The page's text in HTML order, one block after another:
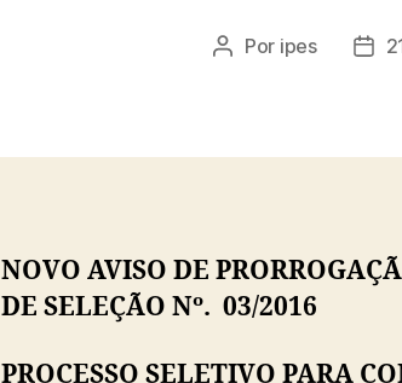
Autor
Por ipes
NOVO AVISO DE
DE SELEÇÃO Nº. 03/2016
PROCESSO SELETIVO PARA